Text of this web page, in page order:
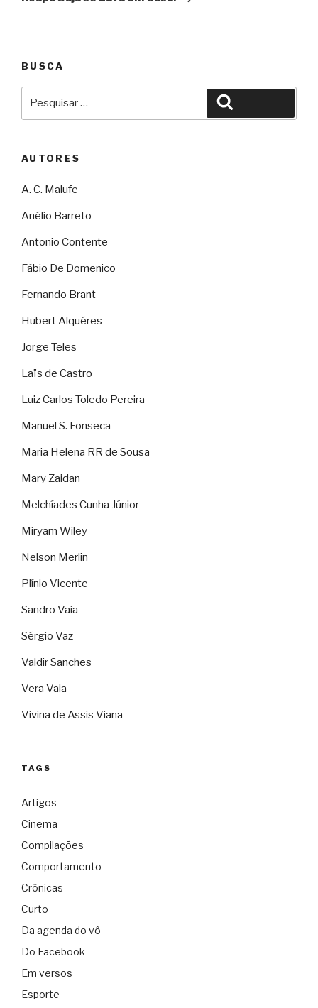
BUSCA
AUTORES
A. C. Malufe
Anélio Barreto
Antonio Contente
Fábio De Domenico
Fernando Brant
Hubert Alquéres
Jorge Teles
Laïs de Castro
Luiz Carlos Toledo Pereira
Manuel S. Fonseca
Maria Helena RR de Sousa
Mary Zaidan
Melchíades Cunha Júnior
Miryam Wiley
Nelson Merlin
Plínio Vicente
Sandro Vaia
Sérgio Vaz
Valdir Sanches
Vera Vaia
Vivina de Assis Viana
TAGS
Artigos
Cinema
Compilações
Comportamento
Crônicas
Curto
Da agenda do vô
Do Facebook
Em versos
Esporte